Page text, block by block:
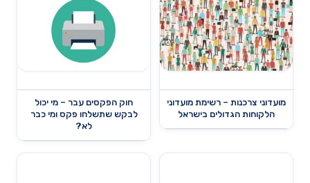
מועדוני צרכנות – רשימת מועדוני
הלקוחות הגדולים בישראל
חוק הפקסים עבר – מי יכול
לבקש שתשלחו פקס ומי כבר
לא?